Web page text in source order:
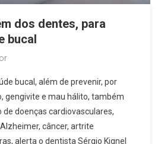
dos dentes, para
bucal
bucal, além de prevenir, por
gengivite e mau hálito, também
doenças cardiovasculares,
câncer, artrite
alerta o dentista Sérgio Kignel